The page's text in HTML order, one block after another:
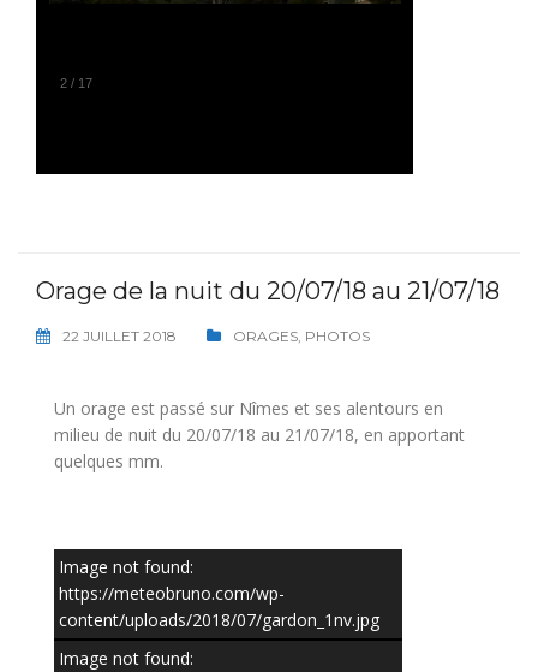
2 / 17
Orage de la nuit du 20/07/18 au 21/07/18
22 JUILLET 2018 ORAGES, PHOTOS
Un orage est passé sur Nîmes et ses alentours en
milieu de nuit du 20/07/18 au 21/07/18, en apportant
quelques mm.
Image not found:
https://meteobruno.com/wp-
content/uploads/2018/07/gardon_1nv.jpg
Image not found: